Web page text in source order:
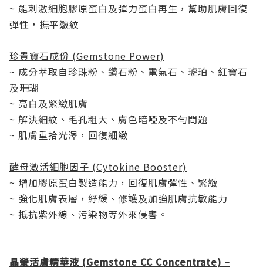
~ 能刺激細胞膠原蛋白及彈力蛋白再生，幫助肌膚回復
彈性，撫平皺紋
珍貴寶石成份 (Gemstone Power)
~ 成分萃取自珍珠粉、鑽石粉、電氣石、琥珀、紅寶石
及珊瑚
~ 亮白及緊緻肌膚
~ 解決細紋、毛孔粗大、膚色暗啞及不勻問題
~ 肌膚重拾光澤，回復細緻
酵母激活細胞因子 (Cytokine Booster)
~ 增加膠原蛋白製造能力，回復肌膚彈性、緊緻
~ 強化肌膚表層，紓緩、修護及加強肌膚抗敏能力
~ 抵抗紫外線、污染物等外來侵害。
晶瑩活膚精華液 (Gemstone CC Concentrate) –